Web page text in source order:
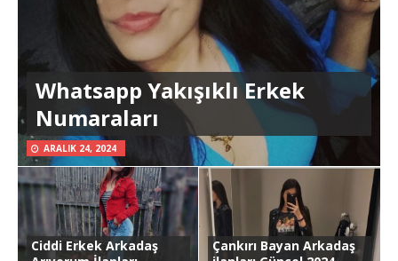
Whatsapp Yakışıklı Erkek
Numaraları
ARALIK 24, 2024
Ciddi Erkek Arkadaş
Çankırı Bayan Arkadaş